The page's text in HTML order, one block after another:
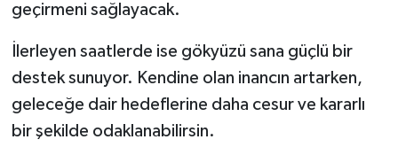
geçirmeni sağlayacak.
İlerleyen saatlerde ise gökyüzü sana güçlü bir
destek sunuyor. Kendine olan inancın artarken,
geleceğe dair hedeflerine daha cesur ve kararlı
bir şekilde odaklanabilirsin.